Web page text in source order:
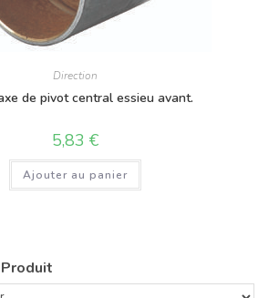
Direction
de pivot central essieu avant.
5,83 €
Ajouter au panier